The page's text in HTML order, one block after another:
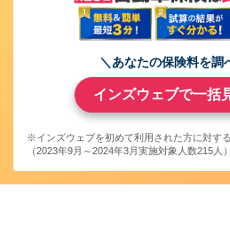
＼あなたの保険料を調
インズウェブで一括
※インズウェブを初めて利用された方に対す
（2023年9月～2024年3月実施対象人数215人）